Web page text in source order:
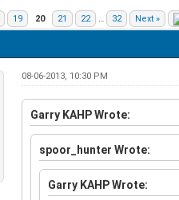
19 20 21 22 … 32 Next »
08-06-2013, 10:30 PM
Garry KAHP Wrote:
spoor_hunter Wrote:
Garry KAHP Wrote: